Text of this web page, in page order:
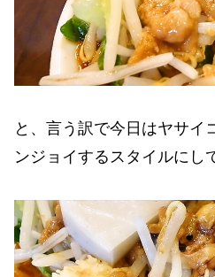
と、言う訳で今日はヤサイ
ンジョイするスタイルにし